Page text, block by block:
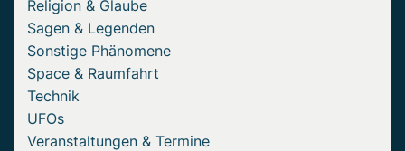
Religion & Glaube
Sagen & Legenden
Sonstige Phänomene
Space & Raumfahrt
Technik
UFOs
Veranstaltungen & Termine